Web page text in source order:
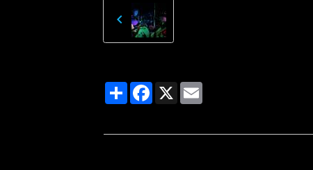
PartagerFacebook
X